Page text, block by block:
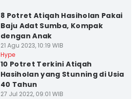
8 Potret Atiqah Hasiholan Pakai
Baju Adat Sumba, Kompak
dengan Anak
21 Agu 2023, 10:19 WIB
Hype
10 Potret Terkini Atiqah
Hasiholan yang Stunning di Usia
40 Tahun
27 Jul 2022, 09:01 WIB